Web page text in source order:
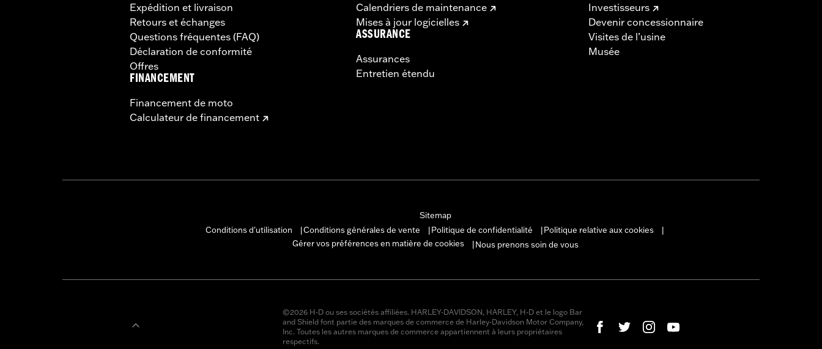
Expédition et livraison
Retours et échanges
Questions fréquentes (FAQ)
Déclaration de conformité
Offres
FINANCEMENT
Financement de moto
Calculateur de financement
Calendriers de maintenance
Mises à jour logicielles
ASSURANCE
Assurances
Entretien étendu
Investisseurs
Devenir concessionnaire
Visites de l’usine
Musée
Sitemap
Conditions d'utilisation
Conditions générales de vente Politique de confidentialité Politique relative aux cookies
Gérer vos préférences en matière de cookies
Nous prenons soin de vous
©2026 H-D ou ses sociétés affiliées. HARLEY-DAVIDSON, HARLEY, H-D et le logo Bar
and Shield font partie des marques de commerce de Harley-Davidson Motor Company,
Inc. Toutes les autres marques de commerce appartiennent à leurs propriétaires
respectifs.